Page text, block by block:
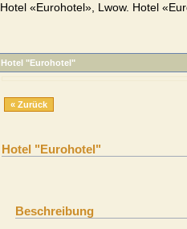
Hotel «Eurohotel», Lwow. Hotel
Hotel "Eurohotel"
« Zurück
Hotel "Eurohotel"
Beschreibung